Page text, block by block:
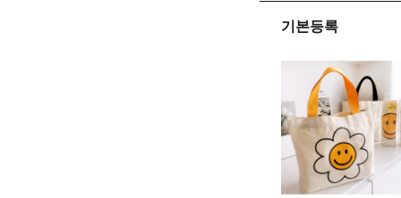
기본등록